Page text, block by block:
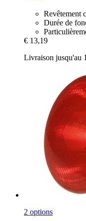
Revêtement
Durée de
€ 13,19
Livraison jusqu'au
2 options